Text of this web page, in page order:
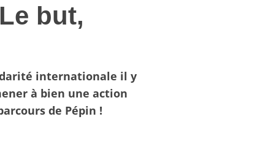
but,
internationale il y
à bien une action
de Pépin !